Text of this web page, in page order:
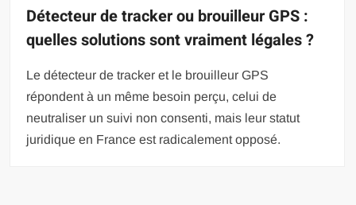
Détecteur de tracker ou brouilleur GPS :
quelles solutions sont vraiment légales ?
Le détecteur de tracker et le brouilleur GPS
répondent à un même besoin perçu, celui de
neutraliser un suivi non consenti, mais leur statut
juridique en France est radicalement opposé.